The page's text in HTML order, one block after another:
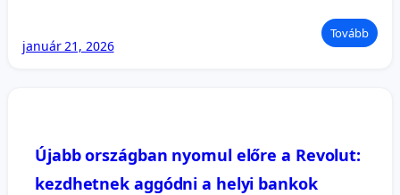
január 21, 2026
Tovább
Újabb országban nyomul előre a Revolut:
kezdhetnek aggódni a helyi bankok